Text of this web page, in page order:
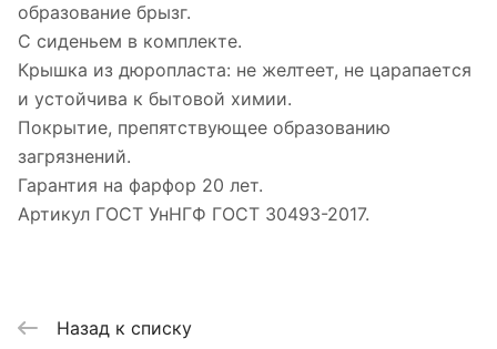
образование брызг.
С сиденьем в комплекте.
Крышка из дюропласта: не желтеет, не царапается
и устойчива к бытовой химии.
Покрытие, препятствующее образованию
загрязнений.
Гарантия на фарфор 20 лет.
Артикул ГОСТ УнНГФ ГОСТ 30493-2017.
Назад к списку